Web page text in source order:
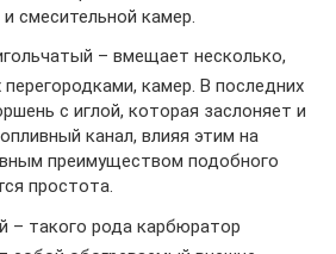
смесительной камер.
– вмещает несколько,
камер. В последних
с иглой, которая заслоняет и
канал, влияя этим на
преимуществом подобного
простота.
– такого рода карбюратор